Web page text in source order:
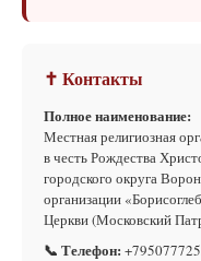
✝ Контакты
Полное наименование:
Местная религиозная
в честь Рождества
городского округа
организации
Церкви (Московский
📞 Телефон: